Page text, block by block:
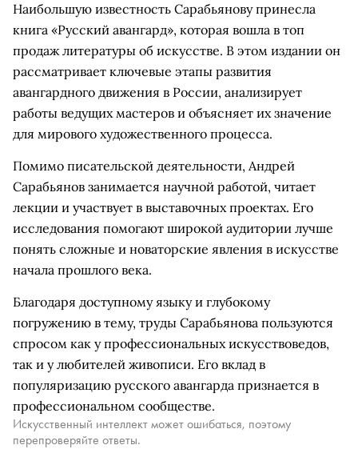
Наибольшую известность Сарабьянову принесла
книга «Русский авангард», которая вошла в топ
продаж литературы об искусстве. В этом издании он
рассматривает ключевые этапы развития
авангардного движения в России, анализирует
работы ведущих мастеров и объясняет их значение
для мирового художественного процесса.
Помимо писательской деятельности, Андрей
Сарабьянов занимается научной работой, читает
лекции и участвует в выставочных проектах. Его
исследования помогают широкой аудитории лучше
понять сложные и новаторские явления в искусстве
начала прошлого века.
Благодаря доступному языку и глубокому
погружению в тему, труды Сарабьянова пользуются
спросом как у профессиональных искусствоведов,
так и у любителей живописи. Его вклад в
популяризацию русского авангарда признается в
профессиональном сообществе.
Искусственный интеллект может ошибаться, поэтому
перепроверяйте ответы.